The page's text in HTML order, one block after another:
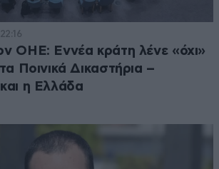
ΟΗΕ: Εννέα κράτη λένε «όχι»
Ποινικά Δικαστήρια –
η Ελλάδα